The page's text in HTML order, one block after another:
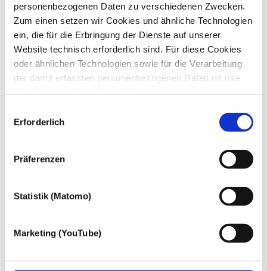
personenbezogenen Daten zu verschiedenen Zwecken.
Zum einen setzen wir Cookies und ähnliche Technologien
ein, die für die Erbringung der Dienste auf unserer
Website technisch erforderlich sind. Für diese Cookies
oder ähnlichen Technologien sowie für die Verarbeitung
der damit erfassten personenbezogenen Daten ist Ihre
mit Ihrer ausdrücklichen Einwilligung einsetzen und die
Erforderlich
Präferenzen
Statistik (Matomo)
Marketing (YouTube)
Über die dhpg
Mitarbeiter:innen Familienunternehmen und Mittelständler,
Großunternehmen, Verwaltungen der öffentlichen Hand ebenso wie
Weitere Informationen
Wenn Sie Fragen zu unseren Angeboten haben, können Sie uns
Zum Kontakt